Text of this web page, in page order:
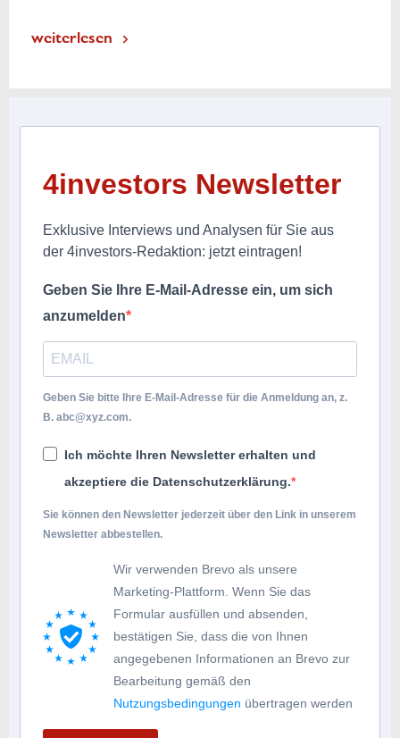
weiterlesen
4investors Newsletter
Exklusive Interviews und Analysen für Sie aus
der 4investors-Redaktion: jetzt eintragen!
Geben Sie Ihre E-Mail-Adresse ein, um sich
anzumelden
Geben Sie bitte Ihre E-Mail-Adresse für die Anmeldung an, z.
B. abc@xyz.com.
Ich möchte Ihren Newsletter erhalten und
akzeptiere die Datenschutzerklärung.
Sie können den Newsletter jederzeit über den Link in unserem
Newsletter abbestellen.
Wir verwenden Brevo als unsere
Marketing-Plattform. Wenn Sie das
Formular ausfüllen und absenden,
bestätigen Sie, dass die von Ihnen
angegebenen Informationen an Brevo zur
Bearbeitung gemäß den
Nutzungsbedingungen übertragen werden